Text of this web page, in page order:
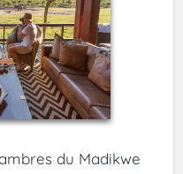
du Madikwe